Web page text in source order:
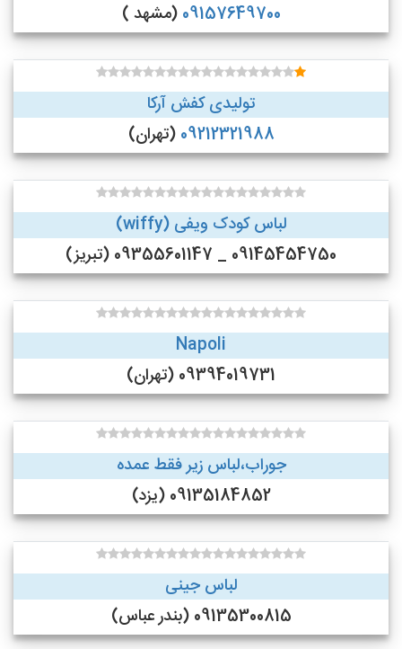
09157649700 (مشهد )
تولیدی کفش آرکا
09212321988 (تهران)
لباس کودک ویفی (wiffy)
09145454750 _ 09355601147 (تبریز)
Napoli
09394019731 (تهران)
جوراب،لباس زیر فقط عمده
09135184852 (یزد)
لباس جینی
09135300815 (بندر عباس)